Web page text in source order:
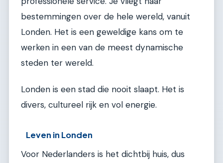
bestemmingen over de hele wereld, vanuit
Londen. Het is een geweldige kans om te
werken in een van de meest dynamische
steden ter wereld.
Londen is een stad die nooit slaapt. Het is
divers, cultureel rijk en vol energie.
Leven in Londen
Voor Nederlanders is het dichtbij huis, dus